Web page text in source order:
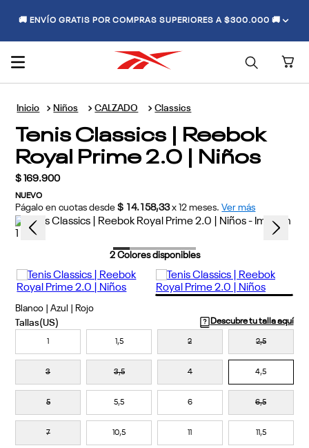
🚚 ENVÍO GRATIS POR COMPRAS SUPERIORES A $300.000 🚚
Niños CALZADO Classics
Tenis Classics | Reebok
Royal Prime 2.0 | Niños
$ 169.900
NUEVO
Págalo en cuotas desde $ 14.158,33 x 12 meses. Ver más
2Colores disponibles
Blanco | Azul | Rojo
Descubre tu talla aquí
1 1,5 2 2,5
3 3,5 4 4,5
5 5,5 6 6,5
7 10,5 11 11,5